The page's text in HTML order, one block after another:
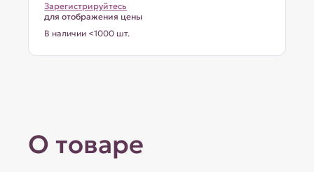
Зарегистрируйтесь
для отображения цены
В наличии <1000 шт.
О товаре